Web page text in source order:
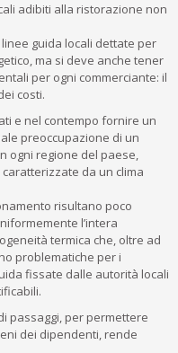
adibiti alla ristorazione non
guida locali dettate per
ma si deve anche tener
per ogni commerciante: il
costi.
e nel contempo fornire un
preoccupazione di un
ogni regione del paese,
da un clima
risultano poco
l’intera
termica che, oltre ad
problematiche per i
fissate dalle autorità locali
passaggi, per permettere
dei dipendenti, rende